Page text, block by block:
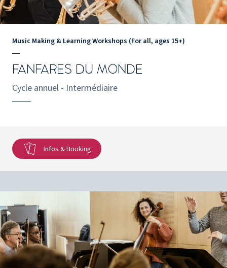
Music Making & Learning Workshops (For all, ages 15+)
FANFARES DU MONDE
Cycle annuel - Intermédiaire
Infos & Booking